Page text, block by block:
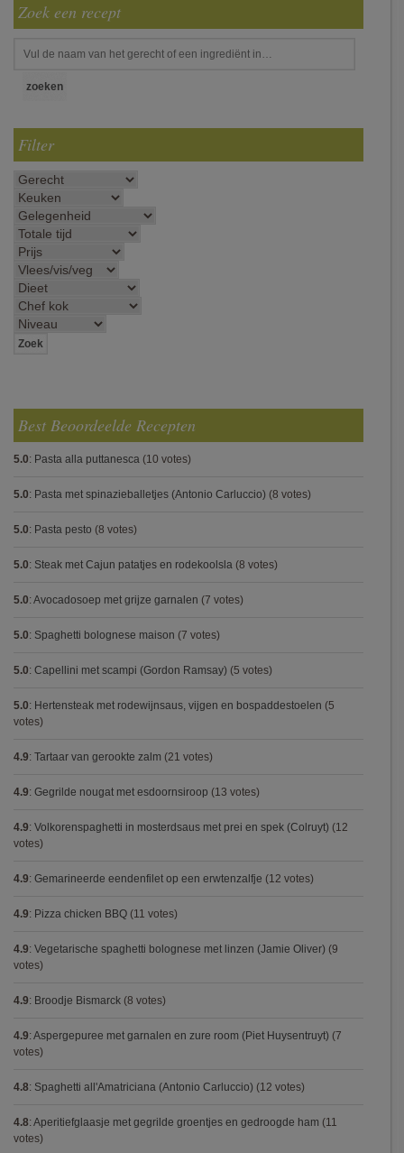
Zoek een recept
Filter
Best Beoordeelde Recepten
5.0: Pasta alla puttanesca (10 votes)
5.0: Pasta met spinazieballetjes (Antonio Carluccio) (8 votes)
5.0: Pasta pesto (8 votes)
5.0: Steak met Cajun patatjes en rodekoolsla (8 votes)
5.0: Avocadosoep met grijze garnalen (7 votes)
5.0: Spaghetti bolognese maison (7 votes)
5.0: Capellini met scampi (Gordon Ramsay) (5 votes)
5.0: Hertensteak met rodewijnsaus, vijgen en bospaddestoelen (5
votes)
4.9: Tartaar van gerookte zalm (21 votes)
4.9: Gegrilde nougat met esdoornsiroop (13 votes)
4.9: Volkorenspaghetti in mosterdsaus met prei en spek (Colruyt) (12
votes)
4.9: Gemarineerde eendenfilet op een erwtenzalfje (12 votes)
4.9: Pizza chicken BBQ (11 votes)
4.9: Vegetarische spaghetti bolognese met linzen (Jamie Oliver) (9
votes)
4.9: Broodje Bismarck (8 votes)
4.9: Aspergepuree met garnalen en zure room (Piet Huysentruyt) (7
votes)
4.8: Spaghetti all'Amatriciana (Antonio Carluccio) (12 votes)
4.8: Aperitiefglaasje met gegrilde groentjes en gedroogde ham (11
votes)